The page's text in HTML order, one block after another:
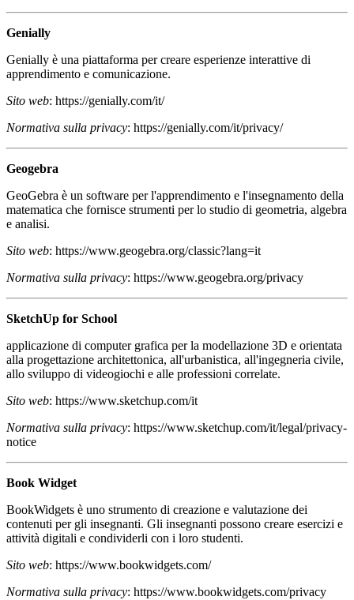
Genially
Genially è una piattaforma per creare esperienze interattive di
apprendimento e comunicazione.
Sito web: https://genially.com/it/
Normativa sulla privacy: https://genially.com/it/privacy/
Geogebra
GeoGebra è un software per l'apprendimento e l'insegnamento della
matematica che fornisce strumenti per lo studio di geometria, algebra
e analisi.
Sito web: https://www.geogebra.org/classic?lang=it
Normativa sulla privacy: https://www.geogebra.org/privacy
SketchUp for School
applicazione di computer grafica per la modellazione 3D e orientata
alla progettazione architettonica, all'urbanistica, all'ingegneria civile,
allo sviluppo di videogiochi e alle professioni correlate.
Sito web: https://www.sketchup.com/it
Normativa sulla privacy: https://www.sketchup.com/it/legal/privacy-
notice
Book Widget
BookWidgets è uno strumento di creazione e valutazione dei
contenuti per gli insegnanti. Gli insegnanti possono creare esercizi e
attività digitali e condividerli con i loro studenti.
Sito web: https://www.bookwidgets.com/
Normativa sulla privacy: https://www.bookwidgets.com/privacy